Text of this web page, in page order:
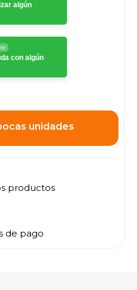
algún
con algún
unidades
productos
de pago